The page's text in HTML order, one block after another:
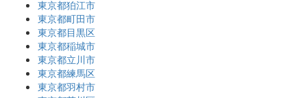
東京都狛江市
東京都町田市
東京都目黒区
東京都稲城市
東京都立川市
東京都練馬区
東京都羽村市